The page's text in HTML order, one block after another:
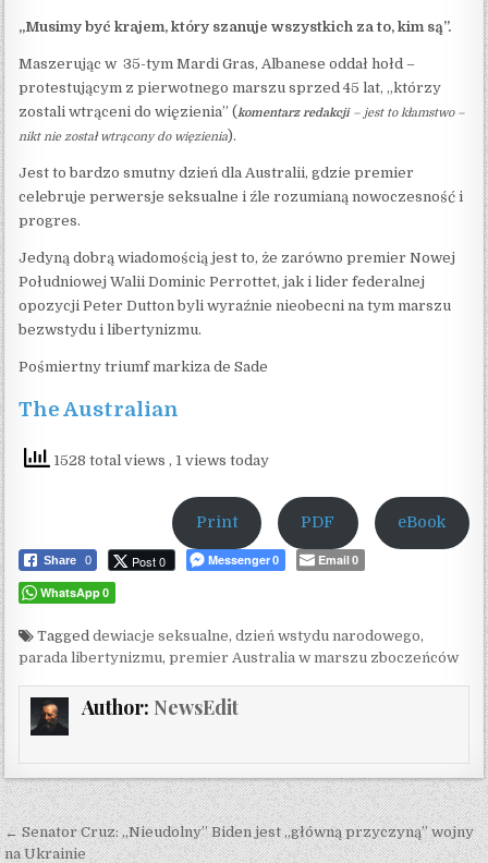
„Musimy być krajem, który szanuje wszystkich za to, kim są”.
Maszerując w 35-tym Mardi Gras, Albanese oddał hołd –
protestującym z pierwotnego marszu sprzed 45 lat, „którzy
zostali wtrąceni do więzienia” (komentarz redakcji– jest to kłamstwo –
nikt nie został wtrącony do więzienia).
Jest to bardzo smutny dzień dla Australii, gdzie premier
celebruje perwersje seksualne i źle rozumianą nowoczesność i
progres.
Jedyną dobrą wiadomością jest to, że zarówno premier Nowej
Południowej Walii Dominic Perrottet, jak i lider federalnej
opozycji Peter Dutton byli wyraźnie nieobecni na tym marszu
bezwstydu i libertynizmu.
Pośmiertny triumf markiza de Sade
The Australian
1528 total views, 1 views today
Print PDF eBook
Share 0 Post 0 Messenger 0 Email 0
WhatsApp 0
Taggeddewiacje seksualne,dzień wstydu narodowego,
parada libertynizmu,premier Australia w marszu zboczeńców
Author: NewsEdit
Post navigation
← Senator Cruz: „Nieudolny” Biden jest „główną przyczyną” wojny
na Ukrainie